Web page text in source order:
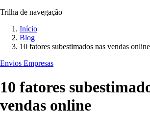
Trilha de navegação
Início
Blog
10 fatores subestimados nas vendas online
Envios Empresas
10 fatores
vendas online